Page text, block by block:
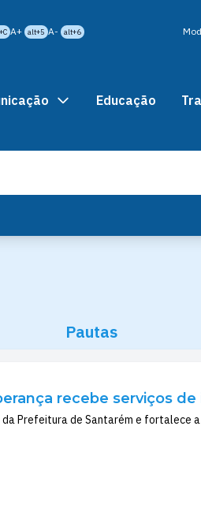
A+ alt+5 A- alt+6
Educação
Pautas
recebe serviços
Prefeitura de Santarém e fortalece